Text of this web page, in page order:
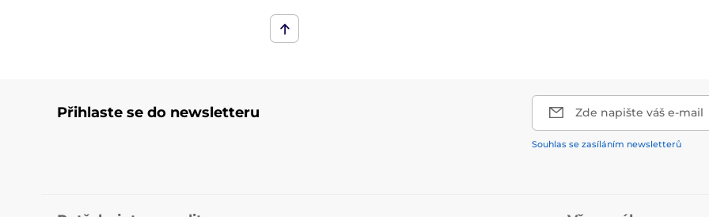
Přihlaste se do newsletteru Zde napište váš e-mail
Souhlas se zasíláním newsletterů